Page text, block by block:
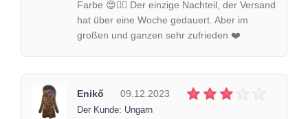
Farbe 😍👌🏽 Der einzige Nachteil, der Versand
hat über eine Woche gedauert. Aber im
großen und ganzen sehr zufrieden ❤️
Enikő 09.12.2023
Der Kunde: Ungarn